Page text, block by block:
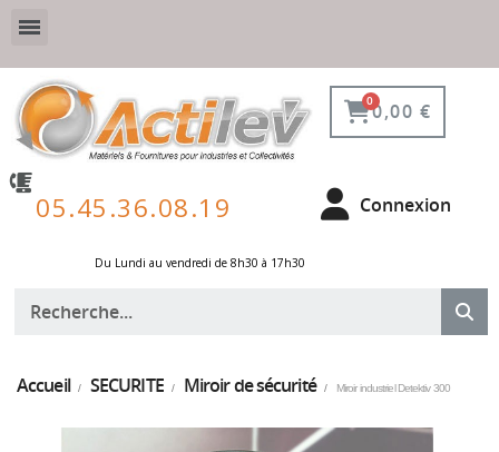
0,00 €
05.45.36.08.19 Connexion
Du Lundi au vendredi de 8h30 à 17h30 ​
Accueil SECURITE Miroir de sécurité Miroir industriel Detektiv 300